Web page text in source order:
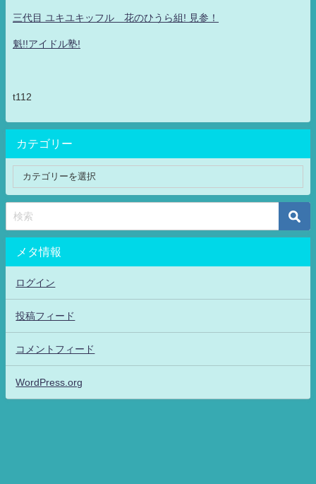
三代目 ユキユキッフル 花のひうら組! 見参！
魁!!アイドル塾!
t112
カテゴリー
メタ情報
ログイン
投稿フィード
コメントフィード
WordPress.org